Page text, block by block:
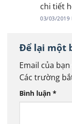
chi tiết
03/03/2019
Để lại một
Email của
Các trường
Bình luận *